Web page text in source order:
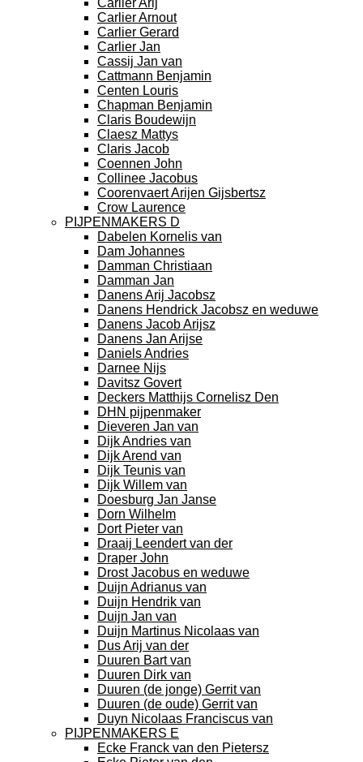
Carlier Arij
Carlier Arnout
Carlier Gerard
Carlier Jan
Cassij Jan van
Cattmann Benjamin
Centen Louris
Chapman Benjamin
Claris Boudewijn
Claesz Mattys
Claris Jacob
Coennen John
Collinee Jacobus
Coorenvaert Arijen Gijsbertsz
Crow Laurence
PIJPENMAKERS D
Dabelen Kornelis van
Dam Johannes
Damman Christiaan
Damman Jan
Danens Arij Jacobsz
Danens Hendrick Jacobsz en weduwe
Danens Jacob Arijsz
Danens Jan Arijse
Daniels Andries
Darnee Nijs
Davitsz Govert
Deckers Matthijs Cornelisz Den
DHN pijpenmaker
Dieveren Jan van
Dijk Andries van
Dijk Arend van
Dijk Teunis van
Dijk Willem van
Doesburg Jan Janse
Dorn Wilhelm
Dort Pieter van
Draaij Leendert van der
Draper John
Drost Jacobus en weduwe
Duijn Adrianus van
Duijn Hendrik van
Duijn Jan van
Duijn Martinus Nicolaas van
Dus Arij van der
Duuren Bart van
Duuren Dirk van
Duuren (de jonge) Gerrit van
Duuren (de oude) Gerrit van
Duyn Nicolaas Franciscus van
PIJPENMAKERS E
Ecke Franck van den Pietersz